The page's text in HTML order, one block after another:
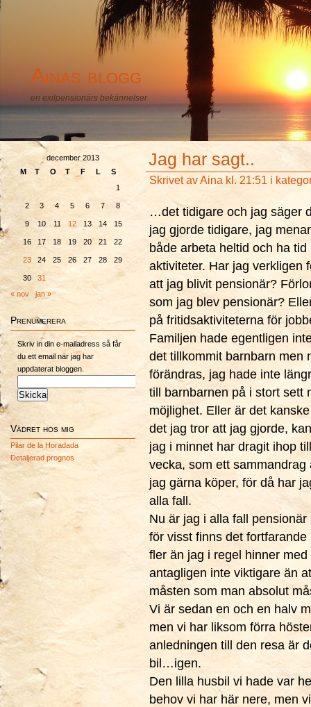
Ainas blogg
en exilpensionärs bekännelser
december 2013
M
T O T F L
S
1
2 3 4 5 6 7 8
9 10 11 12 13 14 15
16 17 18 19 20 21 22
23 24 25 26 27 28 29
30
31
« nov
jan »
Prenumerera
Skriv in din e-mailadress så får
du ett email när jag har
uppdaterat bloggen.
Vädret hos mig
Pilar de la Horadada
Detaljerad prognos
Jag har sagt..
Skrivet avAina kl. 21:51 i
…det tidigare och jag säger
jag gjorde tidigare, jag
både arbeta heltid och ha
aktiviteter. Har jag verkligen
att jag blivit pensionär?
som jag blev pensionär?
på fritidsaktiviteterna för
Familjen hade egentligen
det tillkommit barnbarn men
förändras, jag hade inte
till barnbarnen på i stort sett
möjlighet. Eller är det
det jag tror att jag gjorde,
jag i minnet har dragit ihop
vecka, som ett
jag gärna köper, för då har
alla fall.
Nu är jag i alla fall
för visst finns det
fler än jag i regel hinner
antagligen inte viktigare än
måsten som man absolut
Vi är sedan en och en halv
men vi har liksom förra
anledningen till den resa är
bil…igen.
Den lilla husbil vi hade var
behov vi har här nere, men